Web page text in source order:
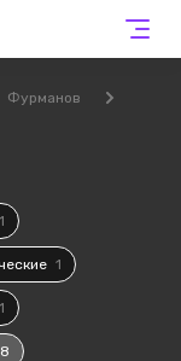
Фурманов
1
1
1